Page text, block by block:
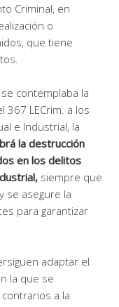
Criminal, en
o
que tiene
contemplaba la
367 LECrim. a los
e Industrial, la
la destrucción
en los delitos
siempre que
se asegure la
para garantizar
adaptar el
la que se
a la